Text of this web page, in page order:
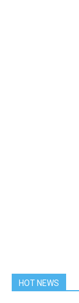
HOT NEWS